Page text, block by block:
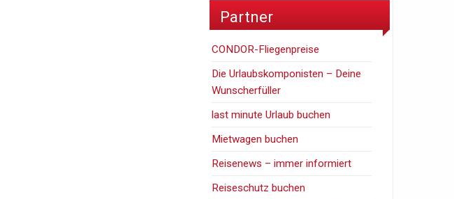
Partner
CONDOR-Fliegenpreise
Die Urlaubskomponisten – Deine
Wunscherfüller
last minute Urlaub buchen
Mietwagen buchen
Reisenews – immer informiert
Reiseschutz buchen